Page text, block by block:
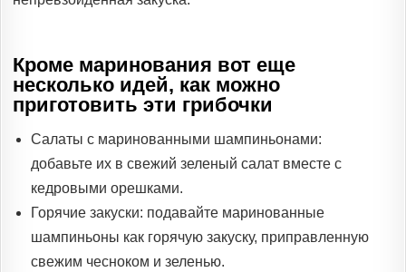
Кроме маринования вот еще
несколько идей, как можно
приготовить эти грибочки
Салаты с маринованными шампиньонами:
добавьте их в свежий зеленый салат вместе с
кедровыми орешками.
Горячие закуски: подавайте маринованные
шампиньоны как горячую закуску, приправленную
свежим чесноком и зеленью.